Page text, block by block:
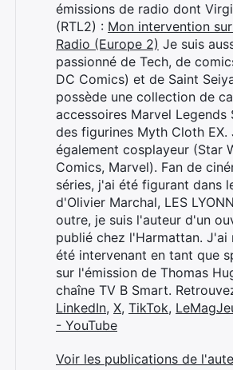
émissions de radio dont
(RTL2) : Mon intervention
Radio (Europe 2) Je suis
passionné de Tech, de
DC Comics) et de Saint
possède une collection de
accessoires Marvel Legends
des figurines Myth Cloth EX.
également cosplayeur (Star
Comics, Marvel). Fan de
séries, j'ai été figurant dans
d'Olivier Marchal, LES
outre, je suis l'auteur d'un
publié chez l'Harmattan. J'ai
été intervenant en tant que
sur l'émission de Thomas
chaîne TV B Smart.
LinkedIn, X, TikTok,
- YouTube
Voir les publications de